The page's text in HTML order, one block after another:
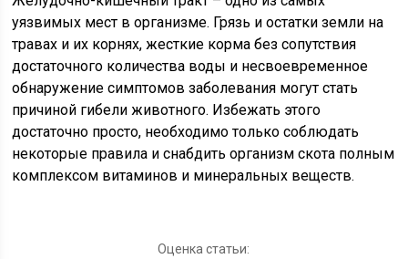
уязвимых мест в организме. Грязь и остатки земли на
травах и их корнях, жесткие корма без сопутствия
достаточного количества воды и несвоевременное
обнаружение симптомов заболевания могут стать
причиной гибели животного. Избежать этого
достаточно просто, необходимо только соблюдать
некоторые правила и снабдить организм скота полным
комплексом витаминов и минеральных веществ.
Оценка статьи: